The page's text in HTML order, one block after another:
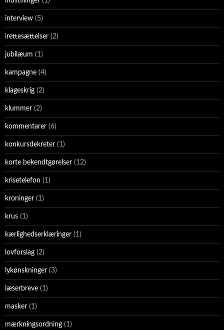
interview (5)
irettesættelser (2)
jubilæum (1)
kampagne (4)
klageskrig (2)
klummer (2)
kommentarer (6)
konkursdekreter (1)
korte bekendtgørelser (12)
krisetelefon (1)
kroninger (1)
krus (1)
kærlighedserklæringer (1)
lovforslag (2)
lykønskninger (3)
læserbreve (1)
masker (1)
mærkningsordning (1)